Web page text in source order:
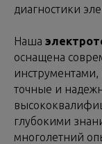
диагностики
Наша
оснащена
точные и
глубокими
многолетний